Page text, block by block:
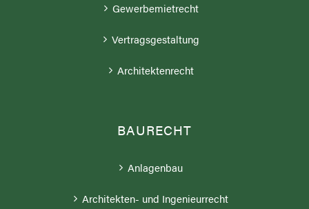
Gewerbemietrecht
Vertragsgestaltung
Architektenrecht
BAURECHT
Anlagenbau
Architekten- und Ingenieurrecht